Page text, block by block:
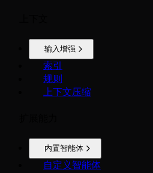
输入增强
索引
规则
上下文压缩
内置智能体
自定义智能体